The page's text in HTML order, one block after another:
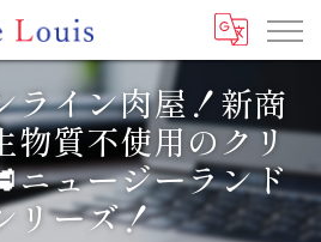
ライン肉屋！新商
物質不使用のクリ
ニュージーランド
リーズ！